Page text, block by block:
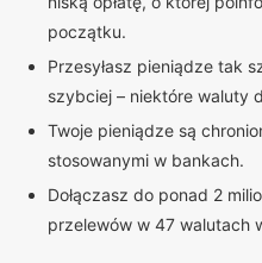
początku.
Przesyłasz pieniądze tak
szybciej – niektóre waluty
Twoje pieniądze są
stosowanymi w bankach.
Dołączasz do ponad 2
przelewów w 47 walutach